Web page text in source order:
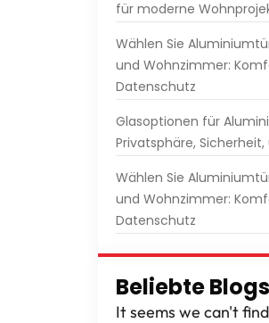
für moderne
Wählen Sie
und Wohnzimmer:
Datenschutz
Glasoptionen für
Privatsphäre, Sicherheit,
Wählen Sie
und Wohnzimmer:
Datenschutz
Beliebte Blogs
It seems we can't